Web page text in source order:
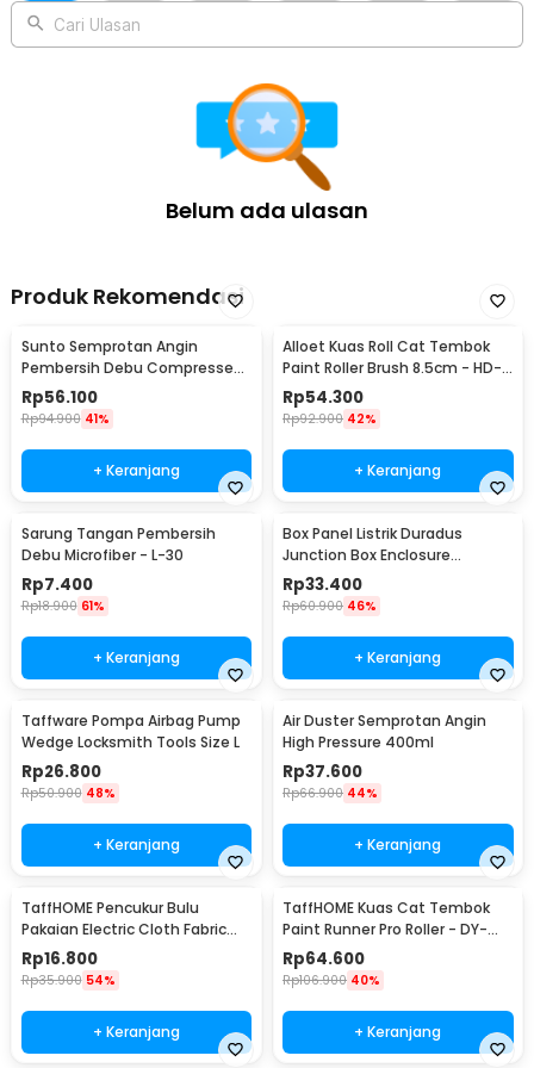
Rincian yang Anda dapatkan untuk pembelian produk ini:
1 x TaffHOME Jebakan Perangkap Tikus Kandang Besi Automatic
Cari Ulasan
Belum ada ulasan
Produk Rekomendasi
Sunto Semprotan Angin
Pembersih Debu Compressed
Air Duster 400ml - ST1003
Rp56.100
Rp94.900 41%
+ Keranjang
Alloet Kuas Roll Cat Tembok
Paint Roller Brush 8.5cm - HD-
TVYQS
Rp54.300
Rp92.900 42%
+ Keranjang
Sarung Tangan Pembersih
Debu Microfiber - L-30
Rp7.400
Rp18.900 61%
+ Keranjang
Box Panel Listrik Duradus
Junction Box Enclosure
Waterproof 158x90mm - B1589
Rp33.400
Rp60.900 46%
+ Keranjang
Taffware Pompa Airbag Pump
Wedge Locksmith Tools Size L
Rp26.800
Rp50.900 48%
+ Keranjang
Air Duster Semprotan Angin
High Pressure 400ml
Rp37.600
Rp66.900 44%
+ Keranjang
TaffHOME Pencukur Bulu
Pakaian Electric Cloth Fabric
Shaver - FL-188
Rp16.800
Rp35.900 54%
+ Keranjang
TaffHOME Kuas Cat Tembok
Paint Runner Pro Roller - DY-
526
Rp64.600
Rp106.900 40%
+ Keranjang